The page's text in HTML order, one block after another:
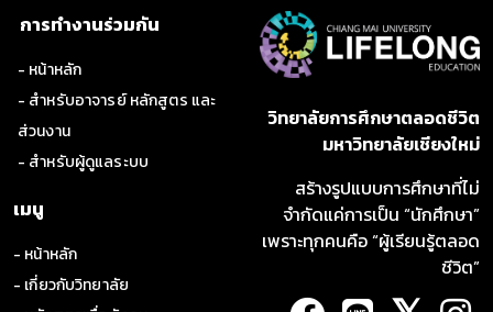
สารสนเทศเพื่อการวิเคราะห์ข้อมูล และการจัดจั้งศูนย์ข้อมูลประมวล
ผลเพื่อช่วยในการตัดสินใจในการรักษาตามแนวทางของการแพทย์จี
โนมิกส์
4. ด้าน Ethical, Legal and Social Implications (ELSI) เป็นการ
ศึกษาและวางแผนการจัดการกับผลกระทบที่อาจเกิดขึ้นจาก
เทคโนโลยีการแพทย์จีโนมิกส์ เช่น ประเด็นเรื่องศักดิ์ศรีความเป็น
มนุษย์ การจัดการความเป็นส่วนตัว การรักษาความลับและความ
ปลอดภัยของข้อมูล การจัดการทรัพย์สินทางปัญญาที่เกิดจากความ
ก้าวหน้าในการวิจัยและพัฒนา โดยเป็นการศึกษาทั้งในด้านจริยธรรม
กฎหมาย และสังคม เพื่อนำไปสู่การกำหนดนโยบาย กฎหมาย หรือ
แนวปฏิบัติต่อไป
5. ด้านการผลิตและพัฒนาบุคลากร (Human Resource
การทำงานร่วมกัน
- หน้าหลัก
- สำหรับอาจารย์ หลักสูตร และ
ส่วนงาน
- สำหรับผู้ดูแลระบบ
เมนู
- หน้าหลัก
- เกี่ยวกับวิทยาลัย
วิทยาลัยการศึกษาตลอดชีวิต
มหาวิทยาลัยเชียงใหม่
สร้างรูปแบบการศึกษาที่ไม่
จำกัดแค่การเป็น “นักศึกษา”
เพราะทุกคนคือ “ผู้เรียนรู้ตลอด
ชีวิต”